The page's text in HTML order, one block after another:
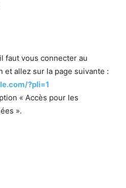
faut vous connecter au
et allez sur la page suivante :
?pli=1
« Accès pour les
».